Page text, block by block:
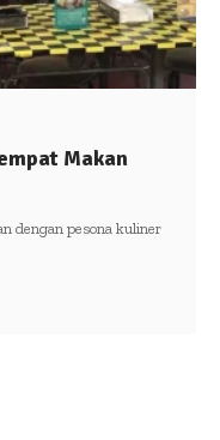
Makan
dengan pesona kuliner